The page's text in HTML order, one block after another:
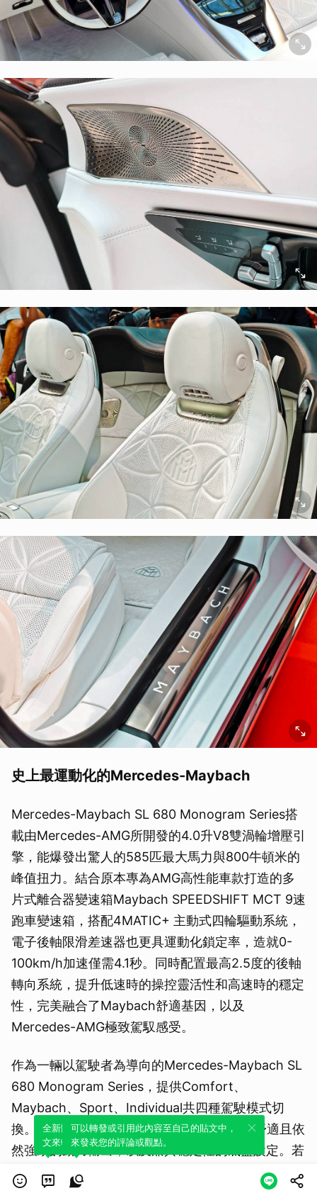
史上最運動化的Mercedes-Maybach
Mercedes-Maybach SL 680 Monogram Series搭
載由Mercedes-AMG所開發的4.0升V8雙渦輪增壓引
擎，能爆發出驚人的585匹最大馬力與800牛頓米的
峰值扭力。結合原本專為AMG高性能車款打造的多
片式離合器變速箱Maybach SPEEDSHIFT MCT 9速
跑車變速箱，搭配4MATIC+ 主動式四輪驅動系統，
電子後軸限滑差速器也更具運動化鎖定率，造就0-
100km/h加速僅需4.1秒。同時配置最高2.5度的後軸
轉向系統，提升低速時的操控靈活性和高速時的穩定
性，完美融合了Maybach舒適基因，以及
Mercedes-AMG極致駕馭感受。
作為一輛以駕駛者為導向的Mercedes-Maybach SL
680 Monogram Series，提供Comfort、
Maybach、Sport、Individual共四種駕駛模式切
換。Comfort模式是日常駕駛的首選，提供舒適且依
然強勁的動力輸出，以及兼具穩定性的底盤設定。若
追求極致的長途GT遠征，Maybach模式會將變速箱
調校得更早升檔，讓V8引擎的強勁扭力取代高轉速
全新體驗！一鍵引用此內容，透過發布貼
文來輕鬆表達個人立場。
可以轉發或引用此內容至自己的貼文中，
來發表您的評論或觀點。